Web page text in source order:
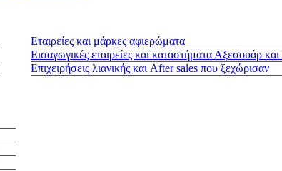
Εταιρείες και μάρκες αφιερώματα
Εισαγωγικές εταιρείες και καταστήματα Αξεσουάρ
Επιχειρήσεις λιανικής και After sales που ξεχώρισαν